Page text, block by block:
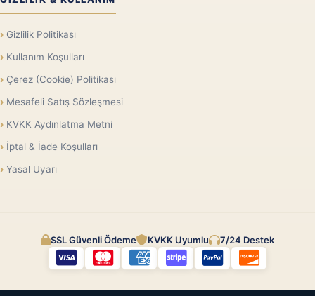
Gizlilik Politikası
Kullanım Koşulları
Çerez (Cookie) Politikası
Mesafeli Satış Sözleşmesi
KVKK Aydınlatma Metni
İptal & İade Koşulları
Yasal Uyarı
SSL Güvenli Ödeme KVKK Uyumlu 7/24 Destek